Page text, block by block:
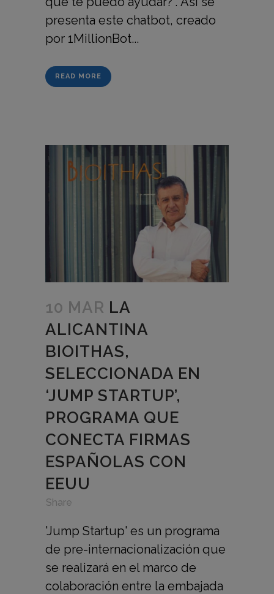
presenta este chatbot, creado
por 1MillionBot...
READ MORE
10 MAR LA
ALICANTINA
BIOITHAS,
SELECCIONADA EN
‘JUMP STARTUP’,
PROGRAMA QUE
CONECTA FIRMAS
ESPAÑOLAS CON
EEUU
Share
'Jump Startup' es un programa
de pre-internacionalización que
se realizará en el marco de
colaboración entre la embajada